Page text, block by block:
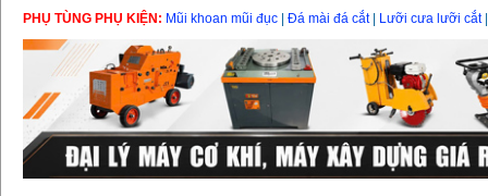
Giá:1296000VND
PHỤ TÙNG PHỤ KIỆN: Mũi khoan mũi đục Đá mài đá cắt| Lưỡi cưa lưỡi cắt